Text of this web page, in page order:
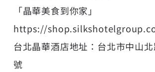
「晶華美食到你家」
https://
台北晶華酒店地址：台北市中山
號